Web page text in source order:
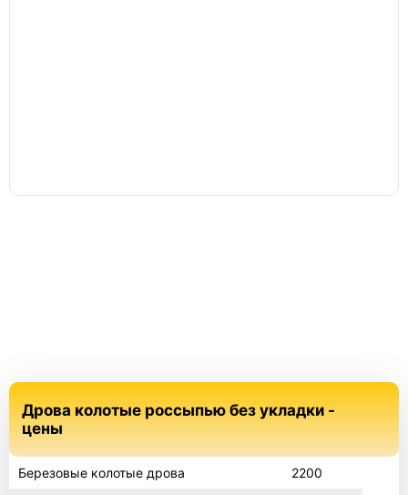
Дрова колотые россыпью без укладки -
цены
Березовые колотые дрова 2200